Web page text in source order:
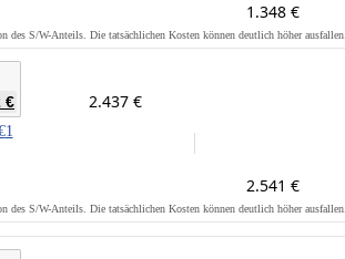
1.348 €
des S/W-Anteils. Die tatsächlichen Kosten können deutlich höher ausfallen.
€
1
2.437 €
2.541 €
des S/W-Anteils. Die tatsächlichen Kosten können deutlich höher ausfallen.